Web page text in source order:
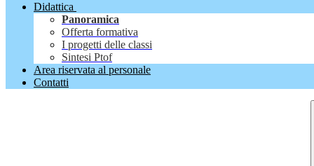
Didattica
Panoramica
Offerta formativa
I progetti delle classi
Sintesi Ptof
Area riservata al personale
Contatti